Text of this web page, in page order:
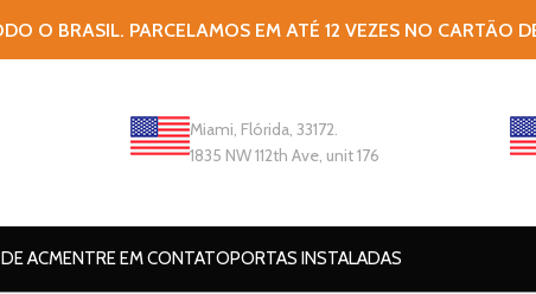
O BRASIL. PARCELAMOS EM ATÉ 12 VEZES NO CARTÃO
Miami, Flórida, 33172.
1835 NW 112th Ave, unit 176
ACMENTRE EM CONTATOPORTAS INSTALADAS